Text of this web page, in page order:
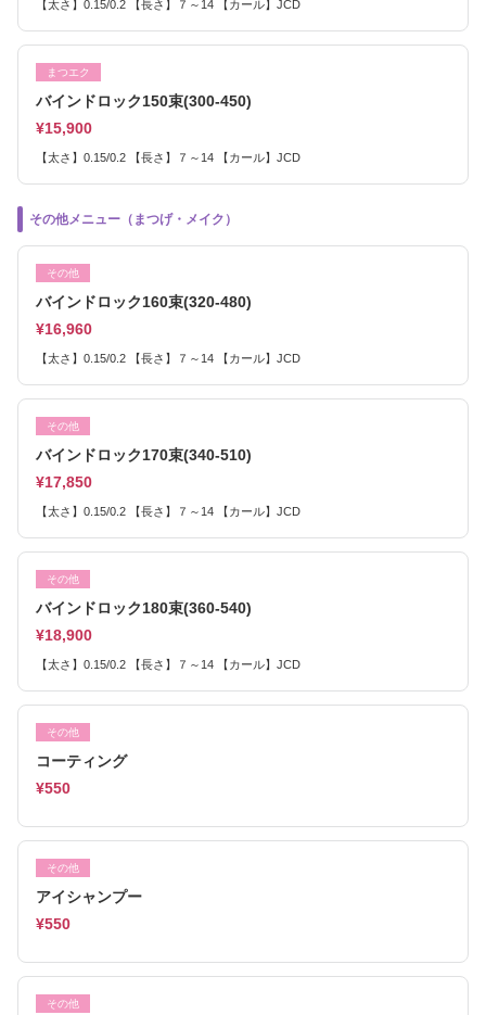
【太さ】0.15/0.2 【長さ】７～14 【カール】JCD
まつエク
バインドロック150束(300-450)
¥15,900
【太さ】0.15/0.2 【長さ】７～14 【カール】JCD
その他メニュー（まつげ・メイク）
その他
バインドロック160束(320-480)
¥16,960
【太さ】0.15/0.2 【長さ】７～14 【カール】JCD
その他
バインドロック170束(340-510)
¥17,850
【太さ】0.15/0.2 【長さ】７～14 【カール】JCD
その他
バインドロック180束(360-540)
¥18,900
【太さ】0.15/0.2 【長さ】７～14 【カール】JCD
その他
コーティング
¥550
その他
アイシャンプー
¥550
その他